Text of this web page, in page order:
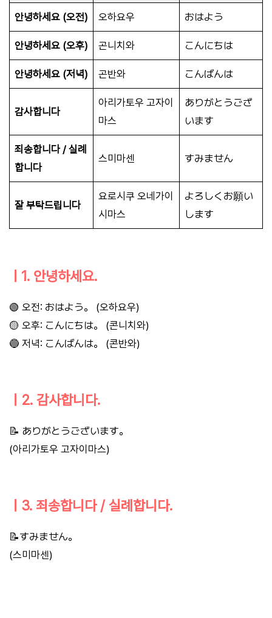
안녕하세요 (오전) 오하요우 おはよう
안녕하세요 (오후) 곤니치와 こんにちは
안녕하세요 (저녁) 곤반와 こんばんは
감사합니다
아리가토우 고자이
마스
ありがとうござ
います
죄송합니다 / 실례
합니다
스미마센 すみません
잘 부탁드립니다
요로시쿠 오네가이
시마스
よろしくお願い
します
ㅣ1. 안녕하세요.
🟢 오전: おはよう。 (오하요우)
🟡 오후: こんにちは。 (콘니치와)
🔵 저녁: こんばんは。 (콘반와)
ㅣ2. 감사합니다.
📝 ありがとうございます。
(아리가토우 고자이마스)
ㅣ3. 죄송합니다 / 실례합니다.
📝すみません。
(스미마센)